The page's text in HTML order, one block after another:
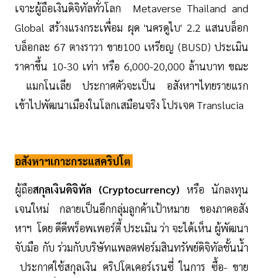
เจาะผู้ถือเงินดิจิทัลทั่วโลก Metaverse Thailand and
Global สร้างแรงกระเพื่อม ผุด 'นครดูไบ' 2.2 แสนบล็อก
บล็อกละ 67 ตางราวา ขาย100 เหรียญ (BUSD) ประเมิน
ราคาขึ้น 10-30 เท่า หรือ 6,000-20,000 ล้านบาท ขณะ
แมกโนเลีย ประกาศตัวจะเป็น อสังหาฯไทยรายแรก
เข้าไปพัฒนาเมืองในโลกเสมือนจริง โปรเจค Translucia
อสังหาฯเกาะกระแสคริปโต
ผู้ถือสกุลเงินดิจิทัล (Cryptocurrency) หรือ นักลงทุน
เจนใหม่ กลายเป็นอีกกลุ่มลูกค้าเป้าหมาย ของภาคอสัง
หาฯ โดย ดีดีพร็อพเพอร์ตี้ ประเมิน ว่า จะได้เห็น ผู้พัฒนา
จับมือ กับ ร่วมกับบริษัทแพลตฟอร์มสินทรัพย์ดิจิทัลชั้นน้ำ
ประกาศใช้สกุลเงิน คริปโตเคอร์เรนซี่ ในการ ซื้อ- ขาย